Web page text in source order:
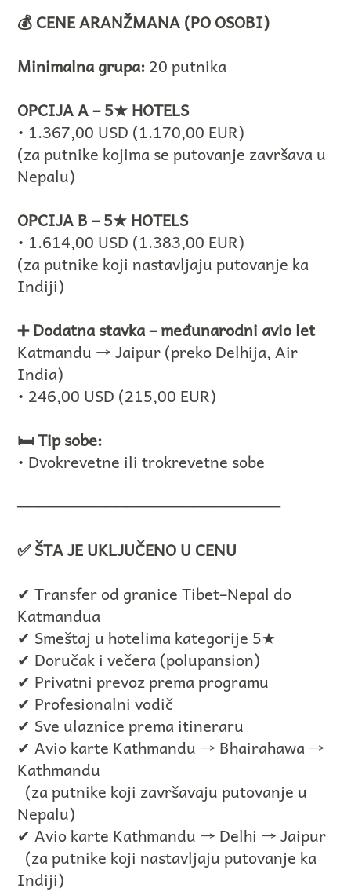
💰 CENE ARANŽMANA (PO OSOBI)
Minimalna grupa:20 putnika
OPCIJA A – 5★ HOTELS
• 1.367,00 USD (1.170,00 EUR)
(za putnike kojima se putovanje završava u
Nepalu)
OPCIJA B – 5★ HOTELS
• 1.614,00 USD (1.383,00 EUR)
(za putnike koji nastavljaju putovanje ka
Indiji)
➕ Dodatna stavka – međunarodni avio let
Katmandu → Jaipur (preko Delhija, Air
India)
• 246,00 USD (215,00 EUR)
🛏️ Tip sobe:
• Dvokrevetne ili trokrevetne sobe
────────────────────────
✅ ŠTA JE UKLJUČENO U CENU
✔ Transfer od granice Tibet–Nepal do
Katmandua
✔ Smeštaj u hotelima kategorije 5★
✔ Doručak i večera (polupansion)
✔ Privatni prevoz prema programu
✔ Profesionalni vodič
✔ Sve ulaznice prema itineraru
✔ Avio karte Kathmandu → Bhairahawa →
Kathmandu
(za putnike koji završavaju putovanje u
Nepalu)
✔ Avio karte Kathmandu → Delhi → Jaipur
(za putnike koji nastavljaju putovanje ka
Indiji)